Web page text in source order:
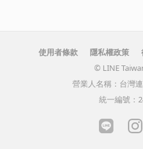
使用者條款 隱私權政策
© LINE
營業人名稱：台灣
統一編號：